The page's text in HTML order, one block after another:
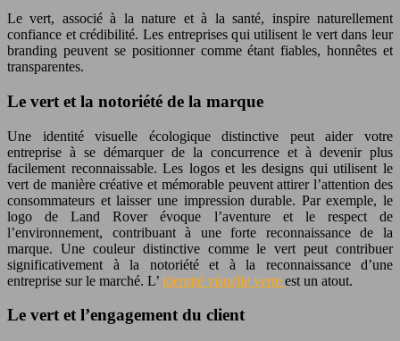
Le vert, associé à la nature et à la santé, inspire naturellement
confiance et crédibilité. Les entreprises qui utilisent le vert dans leur
branding peuvent se positionner comme étant fiables, honnêtes et
transparentes.
Le vert et la notoriété de la marque
Une identité visuelle écologique distinctive peut aider votre
entreprise à se démarquer de la concurrence et à devenir plus
facilement reconnaissable. Les logos et les designs qui utilisent le
vert de manière créative et mémorable peuvent attirer l’attention des
consommateurs et laisser une impression durable. Par exemple, le
logo de Land Rover évoque l’aventure et le respect de
l’environnement, contribuant à une forte reconnaissance de la
marque. Une couleur distinctive comme le vert peut contribuer
significativement à la notoriété et à la reconnaissance d’une
entreprise sur le marché. L’ identité visuelle verte est un atout.
Le vert et l’engagement du client